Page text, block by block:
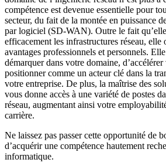
compétence est devenue essentielle pour
secteur, du fait de la montée en puissance
par logiciel (SD-WAN). Outre le fait
efficacement les infrastructures réseau,
avantages professionnels et personnels.
démarquer dans votre domaine,
positionner comme un acteur clé dans la
votre entreprise. De plus, la maîtrise des
vous donne accès à une variété de postes
réseau, augmentant ainsi votre
carrière.
Ne laissez pas passer cette opportunité de
d’acquérir une compétence hautement
informatique.